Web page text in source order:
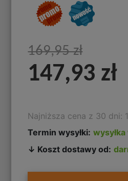
169,95 zł
147,93 zł
Najniższa cena z 30 dni:
Termin wysyłki:
↓ Koszt dostawy od: